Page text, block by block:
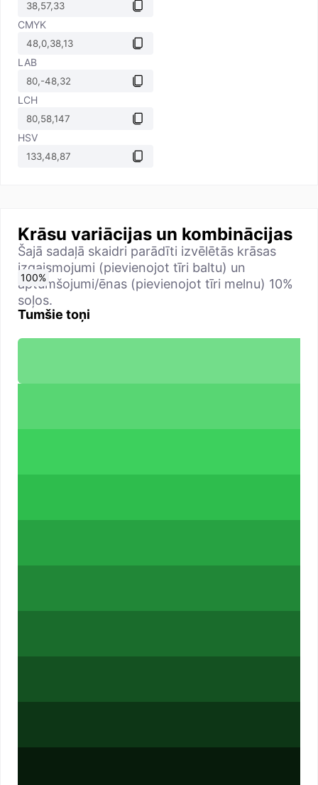
CMYK
LAB
LCH
HSV
Krāsu variācijas un kombinācijas
Šajā sadaļā skaidri parādīti izvēlētās krāsas
izgaismojumi (pievienojot tīri baltu) un
aptumšojumi/ēnas (pievienojot tīri melnu) 10%
soļos.
Tumšie toņi
0%
10%
20%
30%
40%
50%
60%
70%
80%
90%
100%